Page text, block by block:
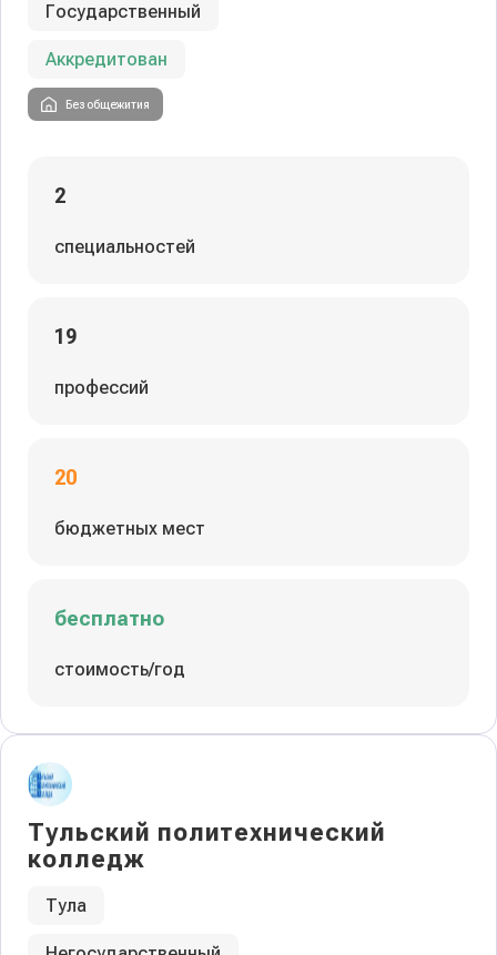
Государственный
Аккредитован
Без общежития
2
специальностей
19
профессий
20
бюджетных мест
бесплатно
стоимость/год
Тульский политехнический
колледж
Тула